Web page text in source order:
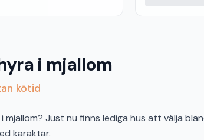
i mjallom
kötid
Just nu finns lediga hus att välja
karaktär.